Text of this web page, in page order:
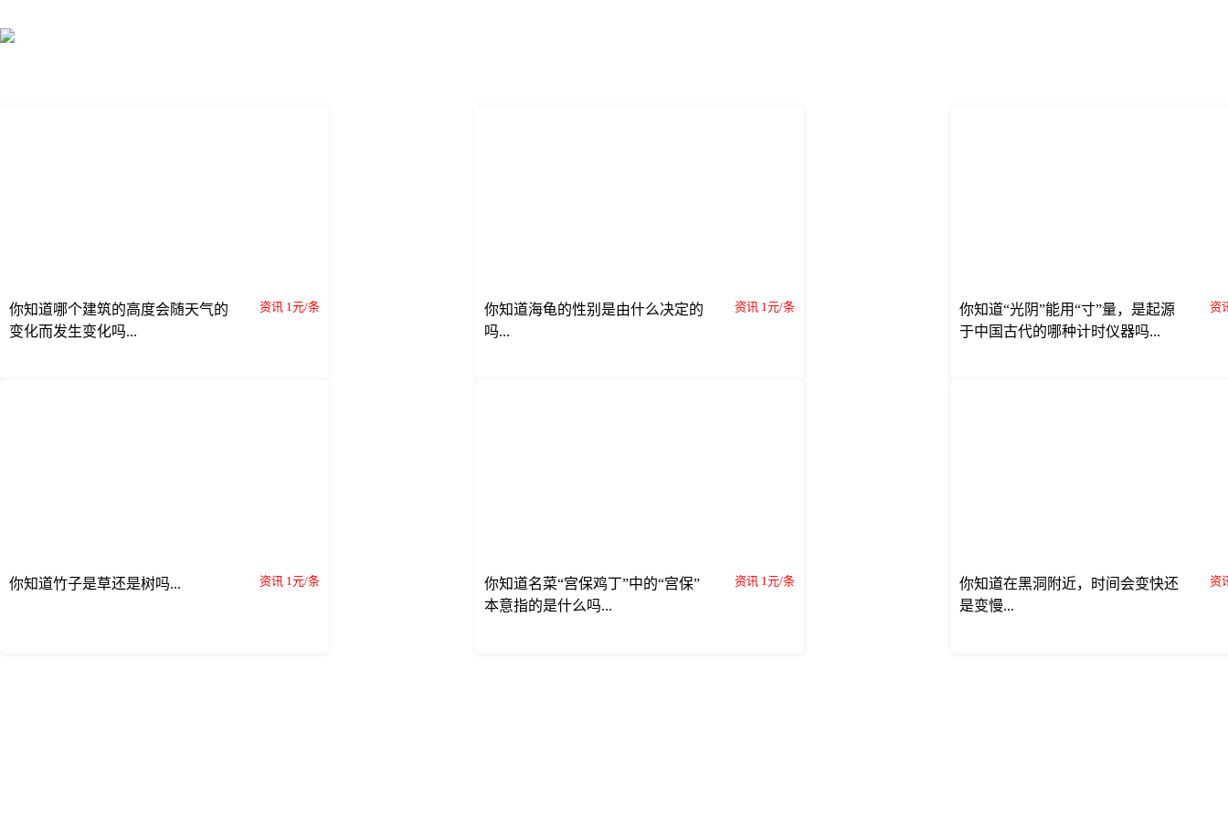
你知道哪个建筑的高度会随天气的
变化而发生变化吗...
资讯 1元/条
你知道海龟的性别是由什么决定的
吗...
资讯 1元/条
你知道“光阴”能用“寸”量，是起源
于中国古代的哪种计时仪器吗...
资
你知道竹子是草还是树吗... 资讯 1元/条
你知道名菜“宫保鸡丁”中的“宫保”
本意指的是什么吗...
资讯 1元/条
你知道在黑洞附近，时间会变快还
是变慢...
资